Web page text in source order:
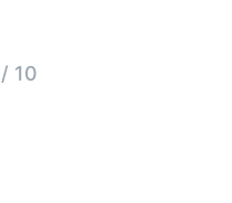
/ 10